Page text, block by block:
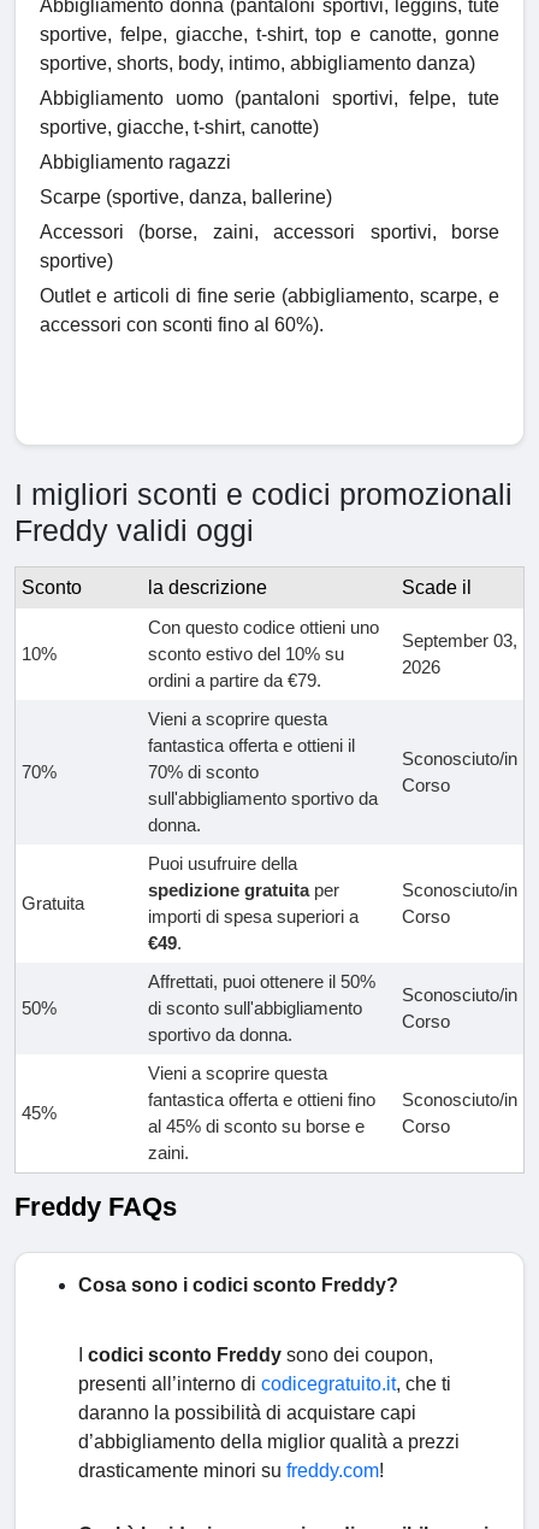
Abbigliamento donna (pantaloni sportivi, leggins, tute
sportive, felpe, giacche, t-shirt, top e canotte, gonne
sportive, shorts, body, intimo, abbigliamento danza)
Abbigliamento uomo (pantaloni sportivi, felpe, tute
sportive, giacche, t-shirt, canotte)
Abbigliamento ragazzi
Scarpe (sportive, danza, ballerine)
Accessori (borse, zaini, accessori sportivi, borse
sportive)
Outlet e articoli di fine serie (abbigliamento, scarpe, e
accessori con sconti fino al 60%).
I migliori sconti e codici promozionali
Freddy validi oggi
Sconto la descrizione Scade il
10%
Con questo codice ottieni uno
sconto estivo del 10% su
ordini a partire da €79.
September 03,
2026
70%
Vieni a scoprire questa
fantastica offerta e ottieni il
70% di sconto
sull'abbigliamento sportivo da
donna.
Sconosciuto/in
Corso
Gratuita
Puoi usufruire della
spedizione gratuitaper
importi di spesa superiori a
€49.
Sconosciuto/in
Corso
50%
Affrettati, puoi ottenere il 50%
di sconto sull'abbigliamento
sportivo da donna.
Sconosciuto/in
Corso
45%
Vieni a scoprire questa
fantastica offerta e ottieni fino
al 45% di sconto su borse e
zaini.
Sconosciuto/in
Corso
Freddy FAQs
Cosa sono i codici sconto Freddy?
codici sconto Freddy sono dei coupon,
presenti all’interno di codicegratuito.it, che ti
daranno la possibilità di acquistare capi
d’abbigliamento della miglior qualità a prezzi
drasticamente minori su freddy.com!